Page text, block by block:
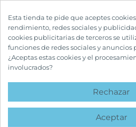
INICIO CUIDADOS BUCALES
Esta tienda te pide que aceptes
rendimiento, redes sociales y
cookies publicitarias de terceros se
funciones de redes sociales y anuncios
¿Aceptas estas cookies y el
involucrados?
Rechazar
Aceptar